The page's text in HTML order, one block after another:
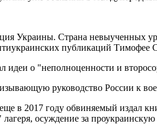
Украины. Страна невыученных
публикаций Тимофее
идеи о "неполноценности и
руководство России к
в 2017 году обвиняемый издал
осуждение за